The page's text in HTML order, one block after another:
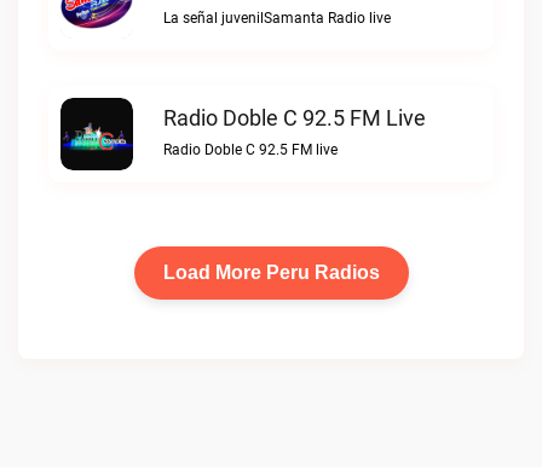
La señal juvenilSamanta Radio live
Radio Doble C 92.5 FM Live
Radio Doble C 92.5 FM live
Load More Peru Radios